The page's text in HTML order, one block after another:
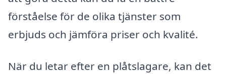
förståelse för de olika tjänster som
erbjuds och jämföra priser och kvalité.
När du letar efter en plåtslagare, kan det